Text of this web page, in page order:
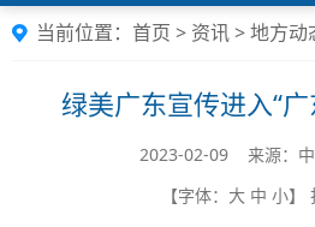
当前位置： 首页 > 资讯>地方动
绿美广东宣传进入“
2023-02-09 来源：中
【字体： 大 中 小】